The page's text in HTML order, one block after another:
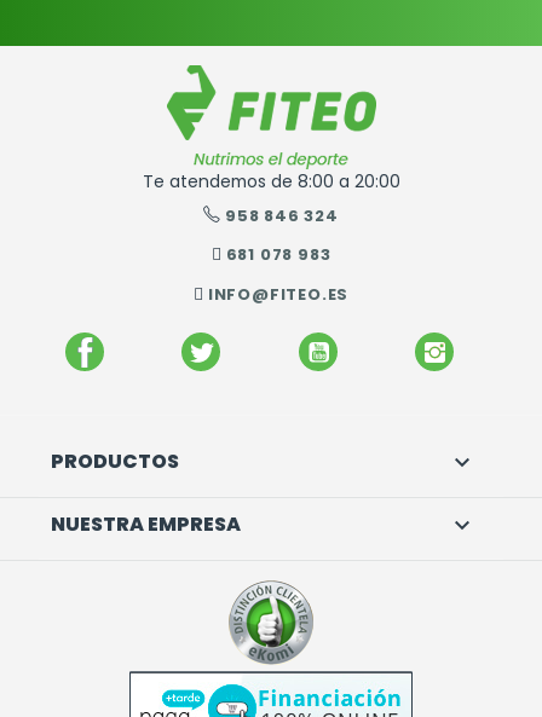
Te atendemos de 8:00 a 20:00
958 846 324
681 078 983
INFO@FITEO.ES
FACEBOOK TWITTER YOUTUBE
PRODUCTOS 
NUESTRA EMPRESA 